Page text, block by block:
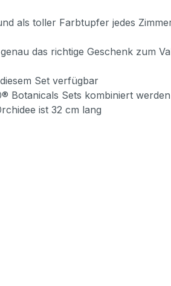
als toller Farbtupfer jedes
das richtige Geschenk zum
Set verfügbar
Botanicals Sets kombiniert werden
ist 32 cm lang